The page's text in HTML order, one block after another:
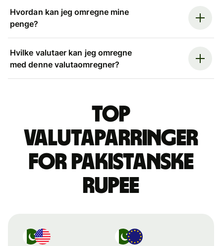
Hvordan kan jeg omregne mine
penge?
Hvilke valutaer kan jeg omregne
med denne valutaomregner?
Top
valutaparringer
for pakistanske
rupee